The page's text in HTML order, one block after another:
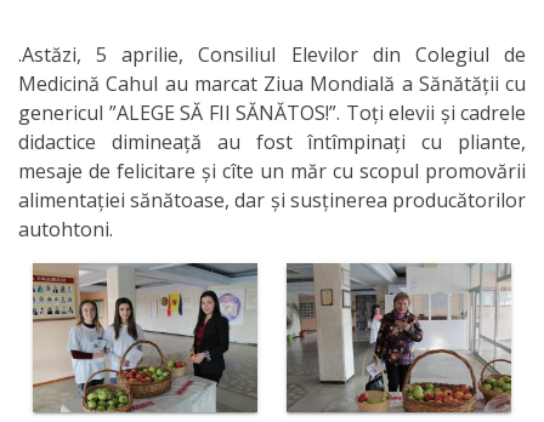
Posturi
vacante
Transparență
Planuri și
rapoarte
de
activitate
.Astăzi, 5 aprilie, Consiliul Elevilor din Colegiul de
Medicină Cahul au marcat Ziua Mondială a Sănătății cu
genericul ”ALEGE SĂ FII SĂNĂTOS!”. Toți elevii și cadrele
didactice dimineață au fost întîmpinați cu pliante,
mesaje de felicitare și cîte un măr cu scopul promovării
alimentației sănătoase, dar și susținerea producătorilor
autohtoni.